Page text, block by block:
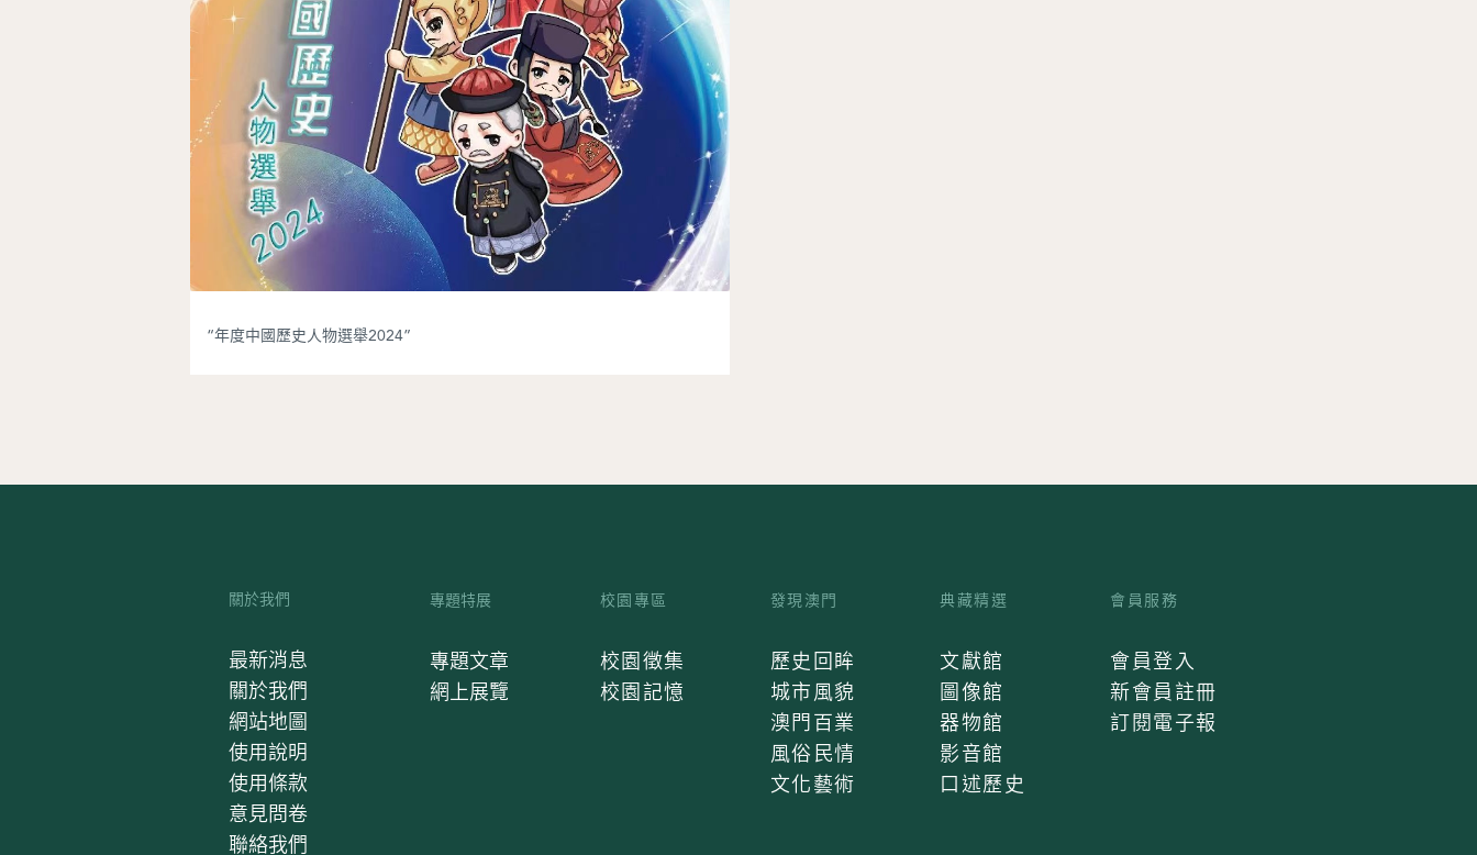
“年度中國歷史人物選舉2024”
關於我們
最新消息
關於我們
網站地圖
使用說明
使用條款
意見問卷
聯絡我們
專題特展
專題文章
網上展覽
校園專區
校園徵集
校園記憶
發現澳門
歷史回眸
城市風貌
澳門百業
風俗民情
文化藝術
典藏精選
文獻館
圖像館
器物館
影音館
口述歷史
會員服務
會員登入
新會員註冊
訂閱電子報